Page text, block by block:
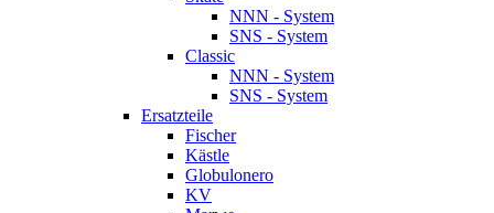
NNN - System
SNS - System
Classic
NNN - System
SNS - System
Ersatzteile
Fischer
Kästle
Globulonero
KV